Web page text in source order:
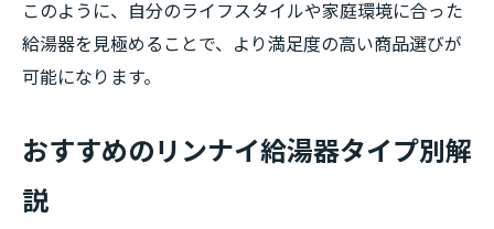
このように、自分のライフスタイルや家庭環境に合った
給湯器を見極めることで、より満足度の高い商品選びが
可能になります。
おすすめのリンナイ給湯器タイプ別解
説